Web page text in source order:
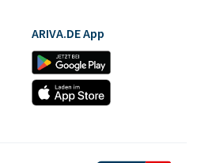
ARIVA.DE App